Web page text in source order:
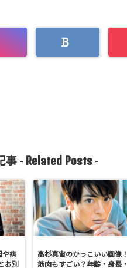
事 - Related Posts-
や病
お別
高杉真宙のかっこいい画像！
筋肉もすごい？年齢・身長・